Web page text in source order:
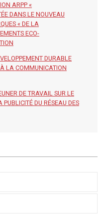
ARPP «
DANS LE NOUVEAU
« DE LA
ECO-
DURABLE
À LA COMMUNICATION
DE TRAVAIL SUR LE
DU RÉSEAU DES